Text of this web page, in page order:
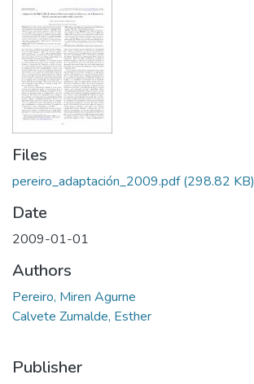
Statistics
Policies
Files
pereiro_adaptación_2009.pdf(298.82 KB)
Date
2009-01-01
Authors
Pereiro, Miren Agurne
Calvete Zumalde, Esther
Publisher